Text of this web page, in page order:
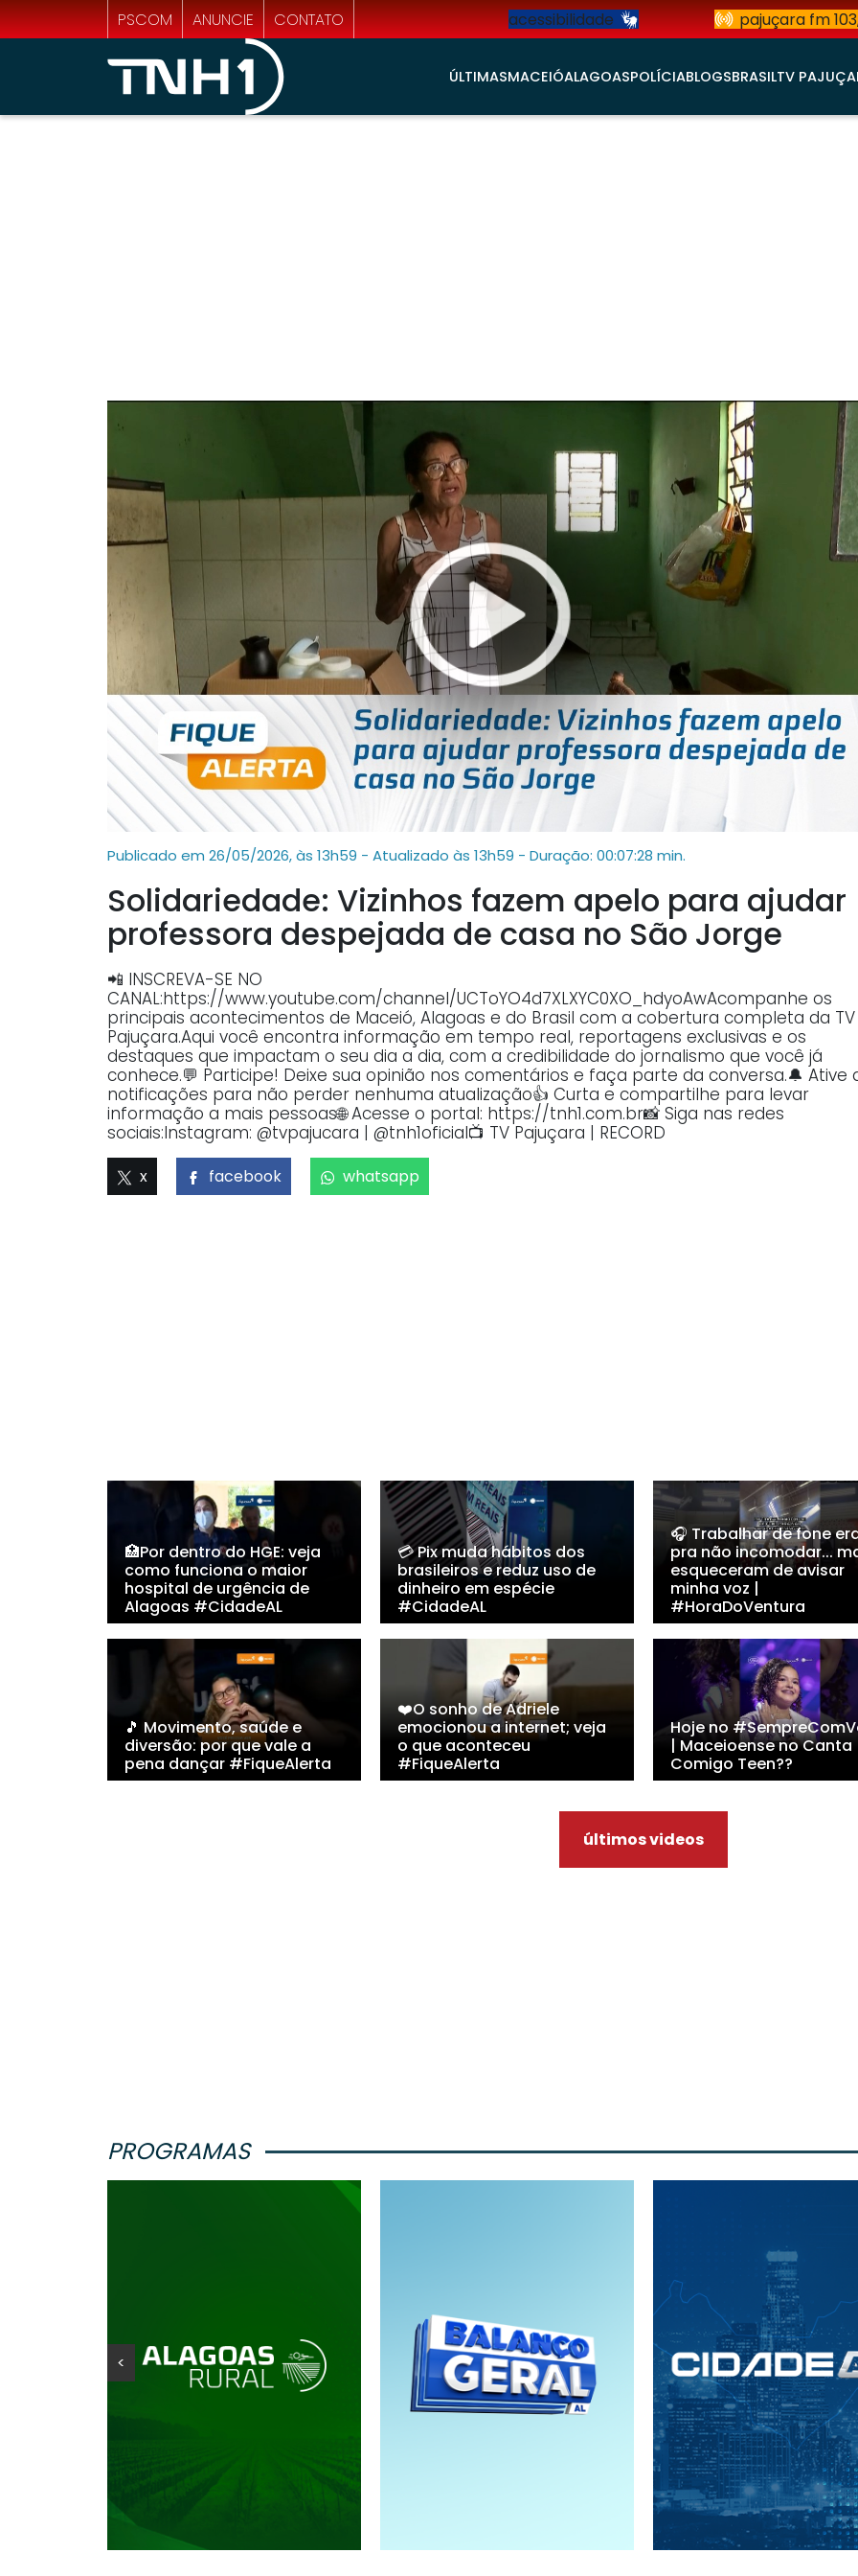
PSCOM ANUNCIE CONTATO acessibilidade pajuçara fm
ÚLTIMASMACEIÓALAGOASPOLÍCIABLOGSBRASILTV
Publicado em 26/05/2026, às 13h59 - Atualizado às 13h59 - Duração: 00:07:28 min.
Solidariedade: Vizinhos fazem apelo para ajudar
professora despejada de casa no São Jorge
📲 INSCREVA-SE NO
CANAL:https://www.youtube.com/channel/UCToYO4d7XLXYC0XO_hdyoAwAcompanhe os
principais acontecimentos de Maceió, Alagoas e do Brasil com a cobertura completa da TV
Pajuçara.Aqui você encontra informação em tempo real, reportagens exclusivas e os
destaques que impactam o seu dia a dia, com a credibilidade do jornalismo que você já
conhece.💬 Participe! Deixe sua opinião nos comentários e faça parte da conversa.🔔 Ative
notificações para não perder nenhuma atualização👍 Curta e compartilhe para levar
informação a mais pessoas🌐 Acesse o portal: https://tnh1.com.br📸 Siga nas redes
sociais:Instagram: @tvpajucara | @tnh1oficial📺 TV Pajuçara | RECORD
x facebook whatsapp
🏥Por dentro do HGE: veja
como funciona o maior
hospital de urgência de
Alagoas #CidadeAL
💳 Pix muda hábitos dos
brasileiros e reduz uso de
dinheiro em espécie
#CidadeAL
🎧 Trabalhar de fone
pra não incomodar...
esqueceram de avisar
minha voz |
#HoraDoVentura
🎵 Movimento, saúde e
diversão: por que vale a
pena dançar #FiqueAlerta
❤️O sonho de Adriele
emocionou a internet; veja
o que aconteceu
#FiqueAlerta
Hoje no
| Maceioense no Canta
Comigo Teen??
últimos videos
PROGRAMAS
<